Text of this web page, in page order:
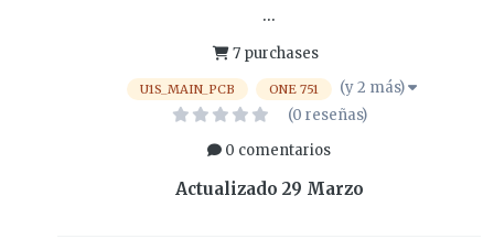
...
7 purchases
U1S_MAIN_PCB ONE 751
(y 2 más)
(0 reseñas)
0 comentarios
Actualizado 29 Marzo